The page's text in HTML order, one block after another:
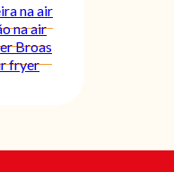
na air
na air
Broas
fryer